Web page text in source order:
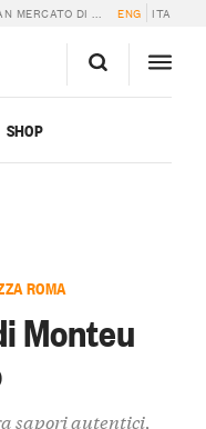
DI MONTEU ROERO ENG ITA
SHOP
ROMA
Monteu
sapori autentici,